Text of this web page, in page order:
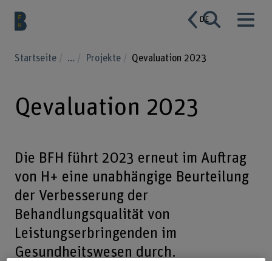
DE
Startseite ... Projekte Qevaluation 2023
Qevaluation 2023
Die BFH führt 2023 erneut im Auftrag
von H+ eine unabhängige Beurteilung
der Verbesserung der
Behandlungsqualität von
Leistungserbringenden im
Gesundheitswesen durch.